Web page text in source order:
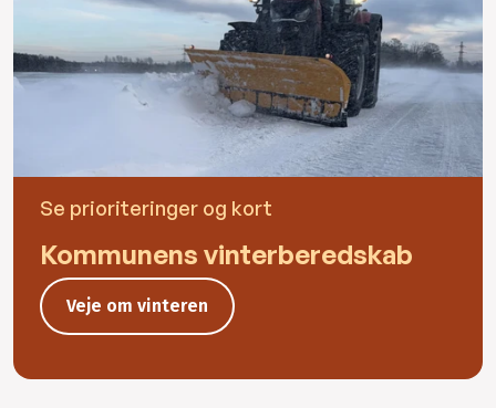
Se prioriteringer og kort
Kommunens vinterberedskab
Veje om vinteren